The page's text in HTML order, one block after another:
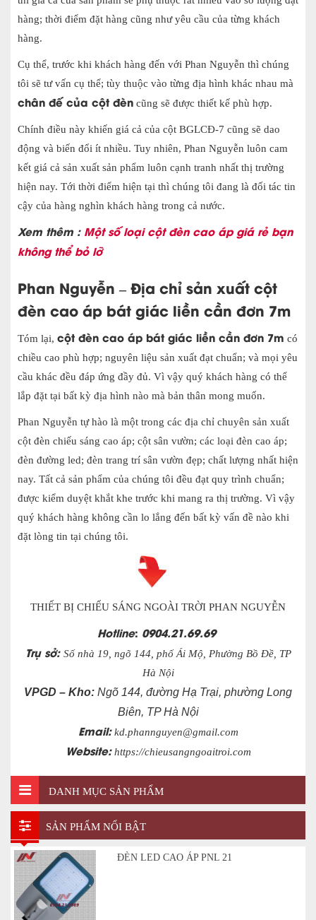
hàng; thời điểm đặt hàng cũng như yêu cầu của từng khách
hàng.
Cụ thể, trước khi khách hàng đến với Phan Nguyễn thì chúng
tôi sẽ tư vấn cụ thể; tùy thuộc vào từng địa hình khác nhau mà
chân đế của cột đèn cũng sẽ được thiết kế phù hợp.
Chính điều này khiến giá cả của cột BGLCĐ-7 cũng sẽ dao
động và biến đổi ít nhiều. Tuy nhiên, Phan Nguyễn luôn cam
kết giá cả sản xuất sản phẩm luôn cạnh tranh nhất thị trường
hiện nay. Tới thời điểm hiện tại thì chúng tôi đang là đối tác tin
cậy của hàng nghìn khách hàng trong cả nước.
Xem thêm : Một số loại cột đèn cao áp giá rẻ bạn
không thể bỏ lỡ
Phan Nguyễn – Địa chỉ sản xuất cột
đèn cao áp bát giác liền cần đơn 7m
Tóm lại, cột đèn cao áp bát giác liền cần đơn 7m có
chiều cao phù hợp; nguyên liệu sản xuất đạt chuẩn; và mọi yêu
cầu khác đều đáp ứng đầy đủ. Vì vậy quý khách hàng có thể
lắp đặt tại bất kỳ địa hình nào mà bản thân mong muốn.
Phan Nguyễn tự hào là một trong các địa chỉ chuyên sản xuất
cột đèn chiếu sáng cao áp; cột sân vườn; các loại đèn cao áp;
đèn đường led; đèn trang trí sân vườn đẹp; chất lượng nhất hiện
nay. Tất cả sản phẩm của chúng tôi đều đạt quy trình chuẩn;
được kiểm duyệt khắt khe trước khi mang ra thị trường. Vì vậy
quý khách hàng không cần lo lắng đến bất kỳ vấn đề nào khi
đặt lòng tin tại chúng tôi.
THIẾT BỊ CHIẾU SÁNG NGOÀI TRỜI PHAN NGUYỄN
Hotline: 0904.21.69.69
Trụ sở: Số nhà 19, ngõ 144, phố Ái Mộ, Phường Bồ Đề, TP
Hà Nội
VPGD – Kho: Ngõ 144, đường Hạ Trại, phường Long
Biên, TP Hà Nội
Email:kd.phannguyen@gmail.com
Website:https://chieusangngoaitroi.com
DANH MỤC SẢN PHẨM
SẢN PHẨM NỔI BẬT
ĐÈN LED CAO ÁP PNL 21